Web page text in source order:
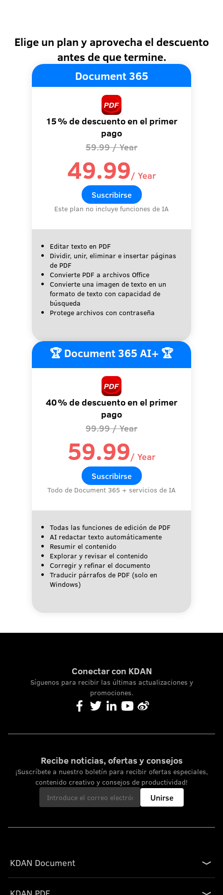
Elige un plan y aprovecha el descuento
antes de que termine.
Document 365
15 % de descuento en el primer
pago
59.99 / Year
49.99/ Year
Suscribirse
Este plan no incluye funciones de IA
Editar texto en PDF
Dividir, unir, eliminar e insertar páginas
de PDF
Convierte PDF a archivos Office
Convierte una imagen de texto en un
formato de texto con capacidad de
búsqueda
Protege archivos con contraseña
🏆 Document 365 AI+ 🏆
40 % de descuento en el primer
pago
99.99 / Year
59.99/ Year
Suscribirse
Todo de Document 365 + servicios de IA
Todas las funciones de edición de PDF
AI redactar texto automáticamente
Resumir el contenido
Explorar y revisar el contenido
Corregir y refinar el documento
Traducir párrafos de PDF (solo en
Windows)
Conectar con KDAN
Síguenos para recibir las últimas actualizaciones y
promociones.
Recibe noticias, ofertas y consejos
¡Suscríbete a nuestro boletín para recibir ofertas especiales,
contenido creativo y consejos de productividad!
Unirse
KDAN Document